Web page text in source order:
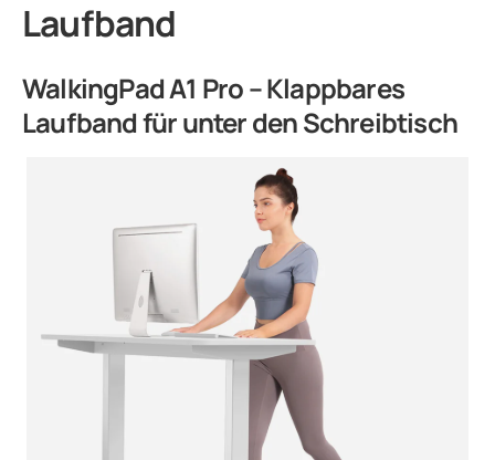
Laufband
WalkingPad A1 Pro – Klappbares
Laufband für unter den Schreibtisch